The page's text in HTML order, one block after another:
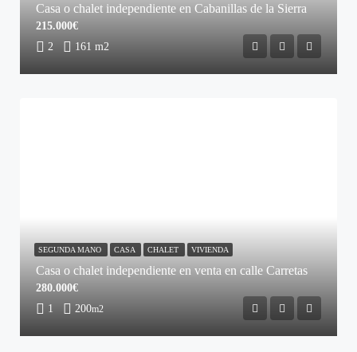
Casa o chalet independiente en Cabanillas de la Sierra
2 161 m2
215.000€
Casa o chalet independiente en venta en calle Carretas
1 200m2
280.000€
SEGUNDA MANO CASA CHALET VIVIENDA